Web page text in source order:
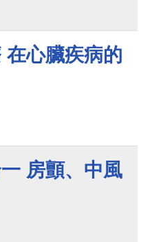
心臟疾病的
房顫、中風